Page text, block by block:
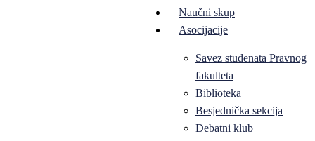
Naučni skup
Asocijacije
Savez studenata Pravnog
fakulteta
Biblioteka
Besjednička sekcija
Debatni klub